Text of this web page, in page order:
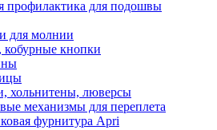
профилактика для подошвы
для молнии
кнопки
хольнитены, люверсы
механизмы для переплета
фурнитура Apri